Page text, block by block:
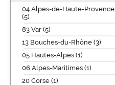
04 Alpes-de-Haute-Provence
(5)
83 Var (5)
13 Bouches-du-Rhône (3)
05 Hautes-Alpes (1)
06 Alpes-Maritimes (1)
20 Corse (1)